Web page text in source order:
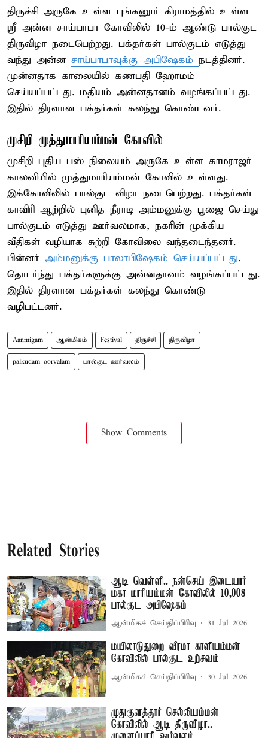
திருச்சி அருகே உள்ள புங்கனூர் கிராமத்தில் உள்ள
ஸ்ரீ அன்ன சாய்பாபா கோவிலில் 10-ம் ஆண்டு பால்குட
திருவிழா நடைபெற்றது. பக்தர்கள் பால்குடம் எடுத்து
வந்து அன்ன சாய்பாபாவுக்கு அபிஷேகம் நடத்தினர்.
முன்னதாக காலையில் கணபதி ஹோமம்
செய்யப்பட்டது. மதியம் அன்னதானம் வழங்கப்பட்டது.
இதில் திரளான பக்தர்கள் கலந்து கொண்டனர்.
முசிறி முத்துமாரியம்மன் கோவில்
முசிறி புதிய பஸ் நிலையம் அருகே உள்ள காமராஜர்
காலனியில் முத்துமாரியம்மன் கோவில் உள்ளது.
இக்கோவிலில் பால்குட விழா நடைபெற்றது. பக்தர்கள்
காவிரி ஆற்றில் புனித நீராடி அம்மனுக்கு பூஜை செய்து
பால்குடம் எடுத்து ஊர்வலமாக, நகரின் முக்கிய
வீதிகள் வழியாக சுற்றி கோவிலை வந்தடைந்தனர்.
பின்னர் அம்மனுக்கு பாலாபிஷேகம் செய்யப்பட்டது.
தொடர்ந்து பக்தர்களுக்கு அன்னதானம் வழங்கப்பட்டது.
இதில் திரளான பக்தர்கள் கலந்து கொண்டு
வழிபட்டனர்.
Aanmigam ஆன்மிகம் Festival திருச்சி திருவிழா
palkudam oorvalam பால்குட ஊர்வலம்
Show Comments
Related Stories
ஆடி வெள்ளி.. நன்செய் இடையார்
மகா மாரியம்மன் கோவிலில் 10,008
பால்குட அபிஷேகம்
ஆன்மிகச் செய்திப்பிரிவு 31 Jul 2026
மயிலாடுதுறை வீரமா காளியம்மன்
கோவிலில் பால்குட உற்சவம்
ஆன்மிகச் செய்திப்பிரிவு 30 Jul 2026
முதுகுளத்தூர் செல்லியம்மன்
கோவிலில் ஆடி திருவிழா..